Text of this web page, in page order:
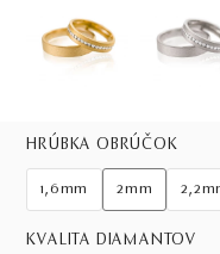
HRÚBKA OBRÚČOK
1,6mm 2mm
KVALITA DIAMANTOV